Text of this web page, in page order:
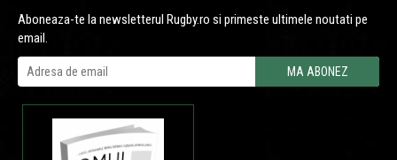
Aboneaza-te la newsletterul Rugby.ro si primeste ultimele noutati pe
email.